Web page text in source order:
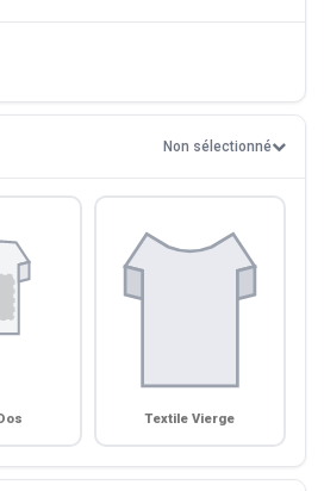
Non sélectionné
Textile Vierge